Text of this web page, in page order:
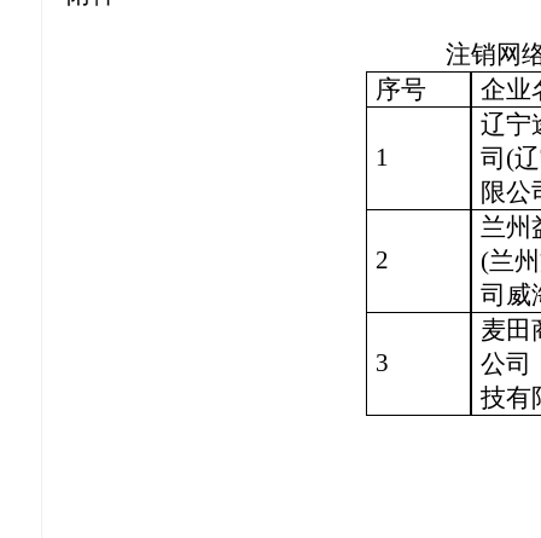
注销网
序号
企业
1
辽宁
司(
限公
2
兰州
(兰
司威
3
麦田
公司
技有